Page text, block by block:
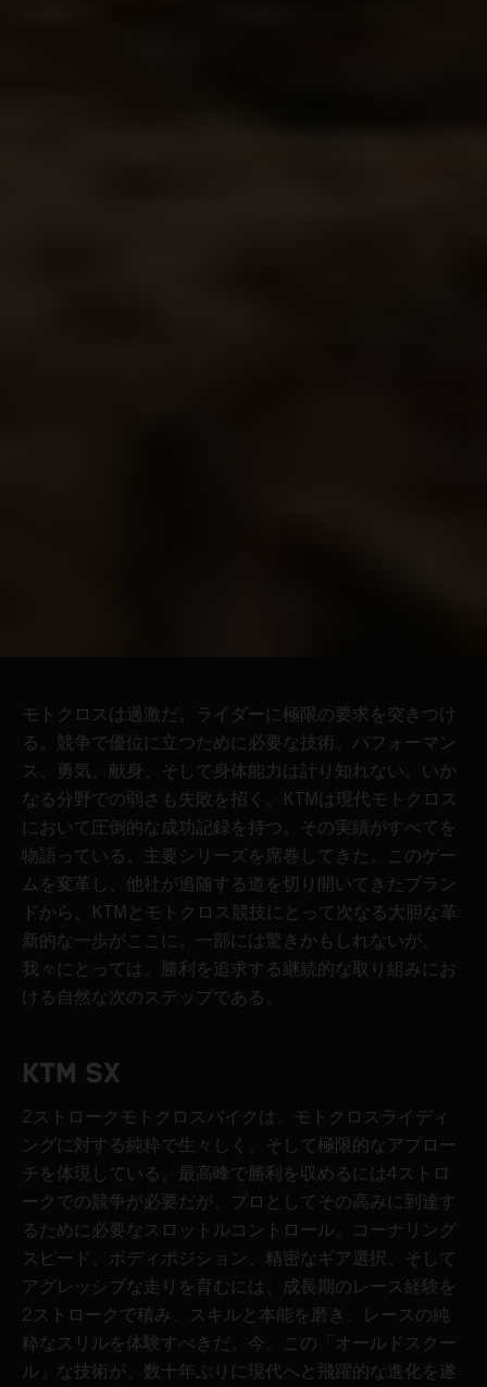
モトクロスは過激だ。ライダーに極限の要求を突きつけ
る。競争で優位に立つために必要な技術、パフォーマン
ス、勇気、献身、そして身体能力は計り知れない。いか
なる分野での弱さも失敗を招く。KTMは現代モトクロス
において圧倒的な成功記録を持つ。その実績がすべてを
物語っている。主要シリーズを席巻してきた。このゲー
ムを変革し、他社が追随する道を切り開いてきたブラン
ドから、KTMとモトクロス競技にとって次なる大胆な革
新的な一歩がここに。一部には驚きかもしれないが、
我々にとっては、勝利を追求する継続的な取り組みにお
ける自然な次のステップである。
KTM SX
2ストロークモトクロスバイクは、モトクロスライディ
ングに対する純粋で生々しく、そして極限的なアプロー
チを体現している。最高峰で勝利を収めるには4ストロ
ークでの競争が必要だが、プロとしてその高みに到達す
るために必要なスロットルコントロール、コーナリング
スピード、ボディポジション、精密なギア選択、そして
アグレッシブな走りを育むには、成長期のレース経験を
2ストロークで積み、スキルと本能を磨き、レースの純
粋なスリルを体験すべきだ。今、この「オールドスクー
ル」な技術が、数十年ぶりに現代へと飛躍的な進化を遂